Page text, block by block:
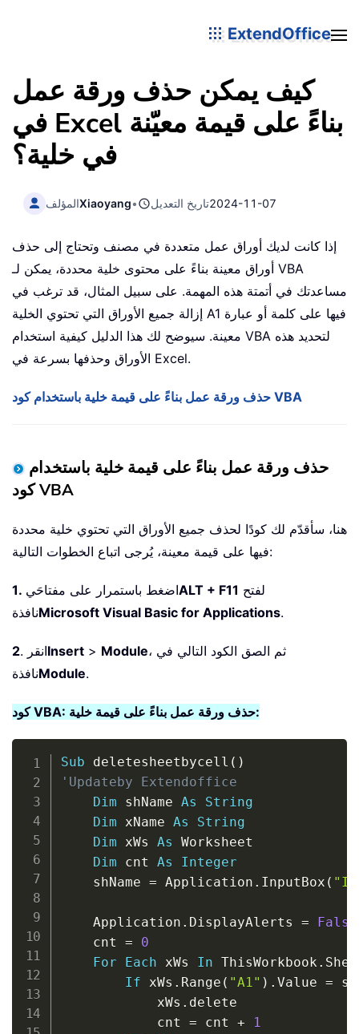
ExtendOffice
كيف يمكن حذف ورقة عمل
في Excel بناءً على قيمة معيّنة
في خلية؟
المؤلفXiaoyang• تاريخ التعديل2024-11-07
إذا كانت لديك أوراق عمل متعددة في مصنف وتحتاج إلى حذف
أوراق معينة بناءً على محتوى خلية محددة، يمكن لـ VBA
مساعدتك في أتمتة هذه المهمة. على سبيل المثال، قد ترغب في
إزالة جميع الأوراق التي تحتوي الخلية A1 فيها على كلمة أو عبارة
معينة. سيوضح لك هذا الدليل كيفية استخدام VBA لتحديد هذه
الأوراق وحذفها بسرعة في Excel.
حذف ورقة عمل بناءً على قيمة خلية باستخدام كود VBA
حذف ورقة عمل بناءً على قيمة خلية باستخدام
كود VBA
هنا، سأقدّم لك كودًا لحذف جميع الأوراق التي تحتوي خلية محددة
فيها على قيمة معينة، يُرجى اتباع الخطوات التالية:
1. اضغط باستمرار على مفتاحَيALT + F11
نافذةMicrosoft Visual Basic for Applications.
2 . انقرInsert > Module، ثم الصق الكود التالي في
نافذةModule.
كود VBA: حذف ورقة عمل بناءً على قيمة خلية:
Sub deletesheetbycell ( )
'Updateby Extendoffice
Dim shName As
String
Dim xName As
String
Dim xWs As Worksheet
Dim cnt As
Integer
    shName
= Application . InputBox (
    Application
. DisplayAlerts =
False
    cnt
=
0
For
Each xWs In ThisWorkbook .
If xWs . Range ( "A1" ) . Value =
            xWs
. delete
            cnt
= cnt +
1